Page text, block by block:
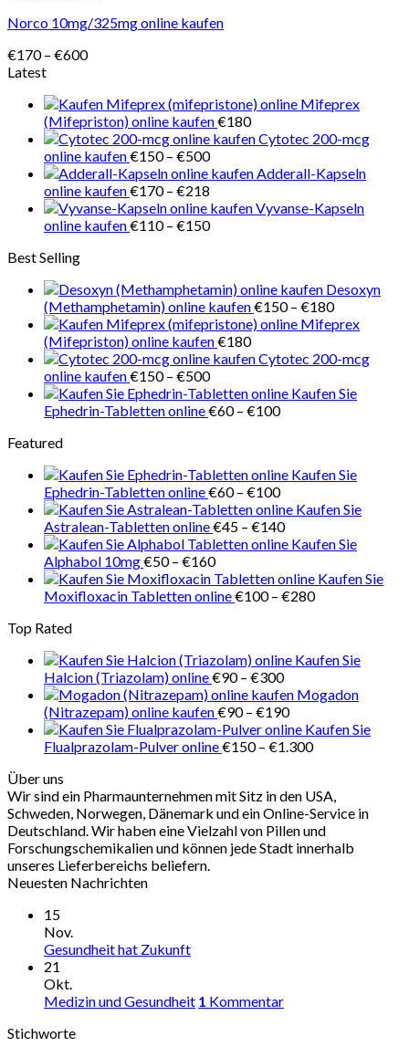
Norco 10mg/325mg online kaufen
€170 – €600Preisspanne:
€600
Latest
Mifeprex
(Mifepriston) online kaufen€180
Cytotec 200-mcg
online kaufen€150 – €500Preisspanne:
€150
€500
Adderall-Kapseln
online kaufen€170 – €218
€170
bis
Vyvanse-Kapseln
online kaufen€110 – €150Preisspanne:
Best Selling
Desoxyn
(Methamphetamin) online kaufen€150 – €180
€150
€180
Mifeprex
(Mifepriston) online kaufen€180
Cytotec 200-mcg
online kaufen€150 – €500Preisspanne:
€150
bis
Kaufen Sie
Ephedrin-Tabletten online€60 – €100Preisspanne:
Featured
Kaufen Sie
Ephedrin-Tabletten online€60 – €100Preisspanne:
€60
bis
€100
Kaufen Sie
Astralean-Tabletten online€45 – €140Preisspanne:
€45
€140
Kaufen Sie
Alphabol 10mg€50 – €160Preisspanne:
€50
bis
Kaufen Sie
Moxifloxacin Tabletten online€100 – €280Preisspanne:
Top Rated
Kaufen Sie
Halcion (Triazolam) online€90 – €300Preisspanne:
€90
bis
€300
Mogadon
(Nitrazepam) online kaufen€90 – €190Preisspanne:
€90
bis
Kaufen Sie
Flualprazolam-Pulver online€150 – €1.300Preisspanne:
€1.300
Über uns
Wir sind ein Pharmaunternehmen mit Sitz in den USA,
Schweden, Norwegen, Dänemark und ein Online-Service in
Deutschland. Wir haben eine Vielzahl von Pillen und
Forschungschemikalien und können jede Stadt innerhalb
unseres Lieferbereichs beliefern.
Neuesten Nachrichten
15
Nov.
Gesundheit hat Zukunft
21
Okt.
Medizin und Gesundheit 1 Kommentar
Stichworte